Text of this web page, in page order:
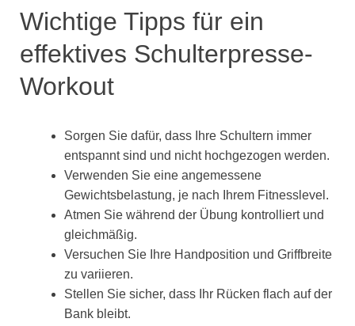
Wichtige Tipps für ein
effektives Schulterpresse-
Workout
Sorgen Sie dafür, dass Ihre Schultern immer
entspannt sind und nicht hochgezogen werden.
Verwenden Sie eine angemessene
Gewichtsbelastung, je nach Ihrem Fitnesslevel.
Atmen Sie während der Übung kontrolliert und
gleichmäßig.
Versuchen Sie Ihre Handposition und Griffbreite
zu variieren.
Stellen Sie sicher, dass Ihr Rücken flach auf der
Bank bleibt.